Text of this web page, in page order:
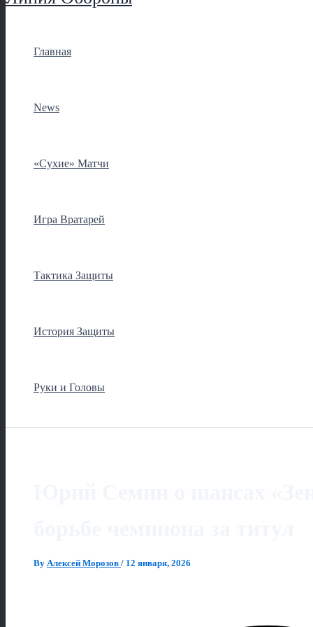
Главная
News
«Сухие» Матчи
Игра Вратарей
Тактика Защиты
История Защиты
Руки и Головы
By Алексей Морозов / 12 января, 2026